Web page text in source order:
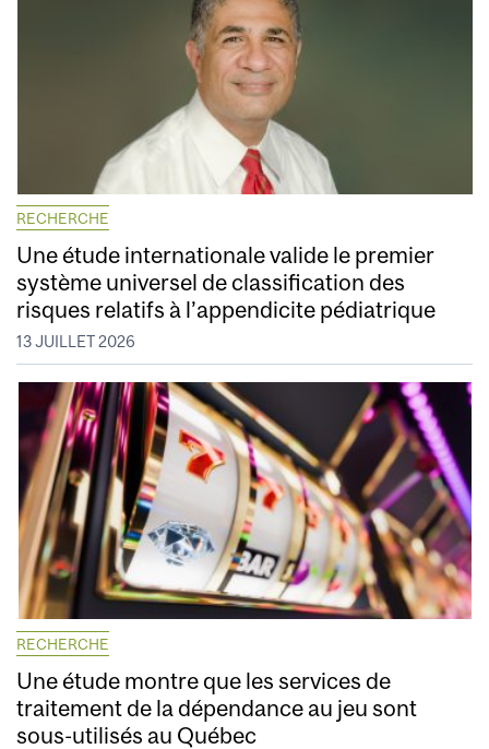
RECHERCHE
Une étude internationale valide le premier
système universel de classification des
risques relatifs à l’appendicite pédiatrique
13 JUILLET 2026
RECHERCHE
Une étude montre que les services de
traitement de la dépendance au jeu sont
sous-utilisés au Québec